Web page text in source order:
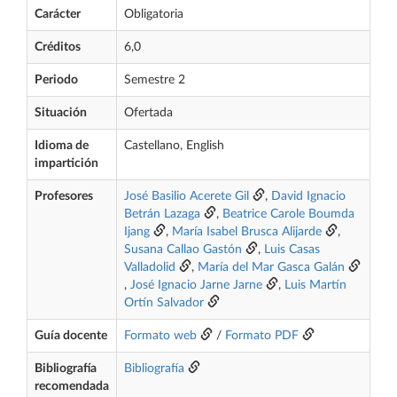
Carácter Obligatoria
Créditos 6,0
Periodo Semestre 2
Situación Ofertada
Idioma de
impartición
Castellano, English
Profesores José Basilio Acerete Gil , David Ignacio
Betrán Lazaga
, Beatrice Carole Boumda
Ijang
, María Isabel Brusca Alijarde
,
Susana Callao Gastón
, Luis Casas
Valladolid
, María del Mar Gasca Galán
, José Ignacio Jarne Jarne , Luis Martín
Ortín Salvador
Guía docente Formato web / Formato PDF
Bibliografía
recomendada
Bibliografía